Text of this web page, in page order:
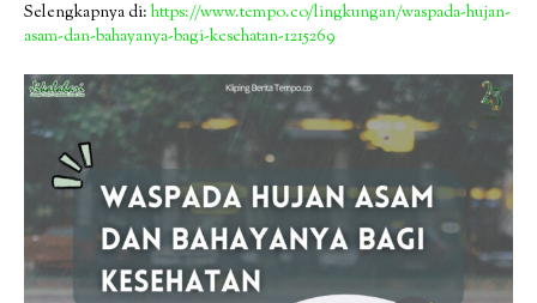
Selengkapnya di: https://www.tempo.co/lingkungan/waspada-hujan-
asam-dan-bahayanya-bagi-kesehatan-1215269